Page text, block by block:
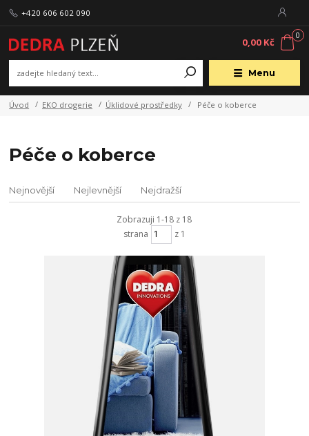
Menu
+420 606 602 090
0
0,00 Kč
Úvod EKO drogerie Úklidové prostředky Péče o koberce
Péče o koberce
Nejnovější Nejlevnější Nejdražší
Zobrazuji 1-18 z 18
strana
z 1